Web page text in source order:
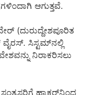
ಆಗುತ್ತವೆ.
(ದುರುದ್ದೇಶಪೂರಿತ
ಸಿಸ್ಟಮ್‌ನಲ್ಲಿ
ನಿರಾಕರಿಸಲು
ಹ್ಯಾಕರ್‌ನಿಂದ